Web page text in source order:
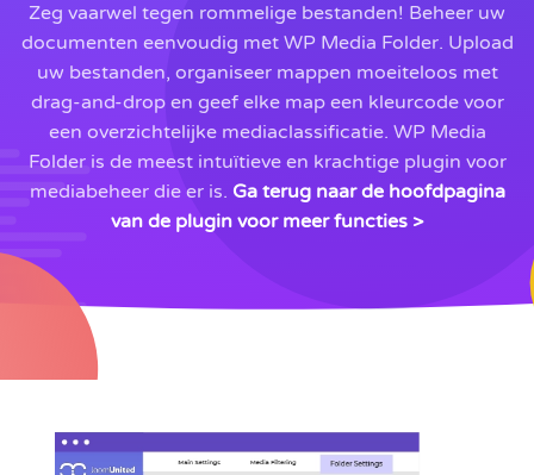
Zeg vaarwel tegen rommelige bestanden! Beheer uw
documenten eenvoudig met WP Media Folder. Upload
uw bestanden, organiseer mappen moeiteloos met
drag-and-drop en geef elke map een kleurcode voor
een overzichtelijke mediaclassificatie. WP Media
Folder is de meest intuïtieve en krachtige plugin voor
mediabeheer die er is. Ga terug naar de hoofdpagina
van de plugin voor meer functies >